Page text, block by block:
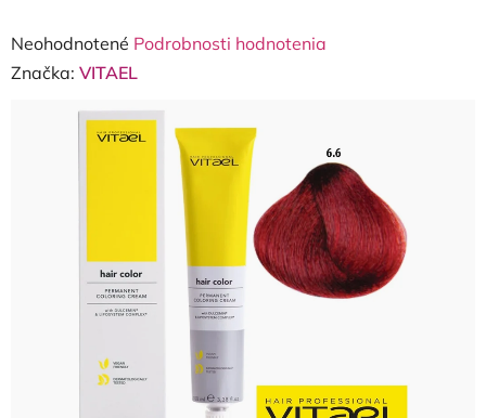
Priemerné
hodnotenie
Neohodnotené Podrobnosti hodnotenia
Značka: VITAEL